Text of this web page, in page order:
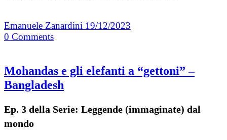
Emanuele Zanardini 19/12/2023
0 Comments
Mohandas e gli elefanti a “gettoni” –
Bangladesh
Ep. 3 della Serie: Leggende (immaginate) dal
mondo